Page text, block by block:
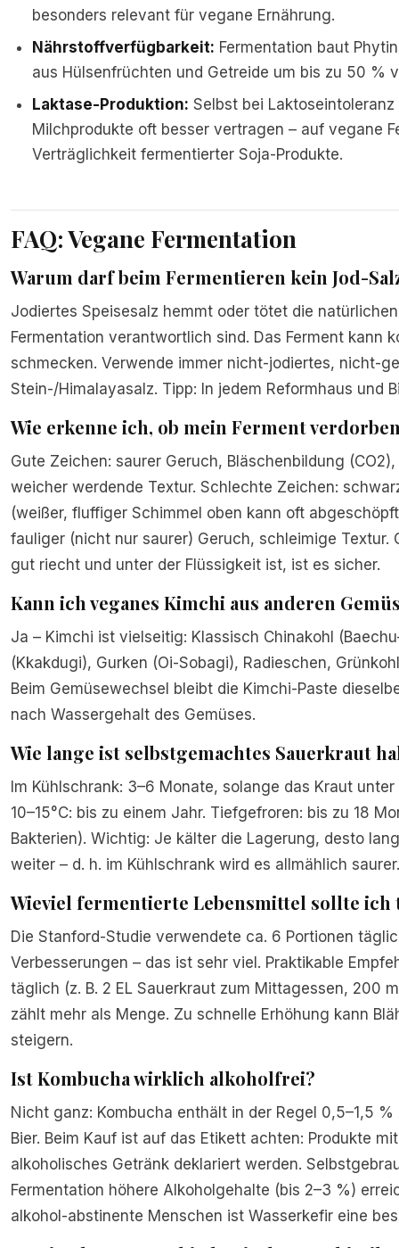
besonders relevant für vegane Ernährung.
Nährstoffverfügbarkeit: Fermentation baut
aus Hülsenfrüchten und Getreide um bis zu 50 %
Laktase-Produktion: Selbst bei
Milchprodukte oft besser vertragen – auf vegane
Verträglichkeit fermentierter Soja-Produkte.
FAQ: Vegane Fermentation
Warum darf beim Fermentieren kein Jod-
Jodiertes Speisesalz hemmt oder tötet die
Fermentation verantwortlich sind. Das Ferment kann
schmecken. Verwende immer nicht-jodiertes, nicht-
Stein-/Himalayasalz. Tipp: In jedem Reformhaus und
Wie erkenne ich, ob mein Ferment
Gute Zeichen: saurer Geruch, Bläschenbildung
weicher werdende Textur. Schlechte Zeichen:
(weißer, fluffiger Schimmel oben kann oft
fauliger (nicht nur saurer) Geruch, schleimige Textur.
gut riecht und unter der Flüssigkeit ist, ist es sicher.
Kann ich veganes Kimchi aus anderen
Ja – Kimchi ist vielseitig: Klassisch Chinakohl
(Kkakdugi), Gurken (Oi-Sobagi), Radieschen,
Beim Gemüsewechsel bleibt die Kimchi-Paste
nach Wassergehalt des Gemüses.
Wie lange ist selbstgemachtes Sauerkraut
Im Kühlschrank: 3–6 Monate, solange das Kraut
10–15°C: bis zu einem Jahr. Tiefgefroren: bis zu 18
Bakterien). Wichtig: Je kälter die Lagerung, desto
weiter – d. h. im Kühlschrank wird es allmählich saurer.
Wieviel fermentierte Lebensmittel sollte ich
Die Stanford-Studie verwendete ca. 6 Portionen
Verbesserungen – das ist sehr viel. Praktikable
täglich (z. B. 2 EL Sauerkraut zum Mittagessen, 200
zählt mehr als Menge. Zu schnelle Erhöhung kann
steigern.
Ist Kombucha wirklich alkoholfrei?
Nicht ganz: Kombucha enthält in der Regel 0,5–1,5
Bier. Beim Kauf ist auf das Etikett achten: Produkte
alkoholisches Getränk deklariert werden.
Fermentation höhere Alkoholgehalte (bis 2–3 %)
alkohol-abstinente Menschen ist Wasserkefir eine